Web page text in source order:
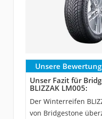
Unsere
Unser Fazit für
BLIZZAK LM005:
Der Winterreifen
von Bridgestone